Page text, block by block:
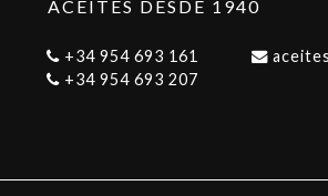
ACEITES DESDE 1940
+34 954 693 161
+34 954 693 207